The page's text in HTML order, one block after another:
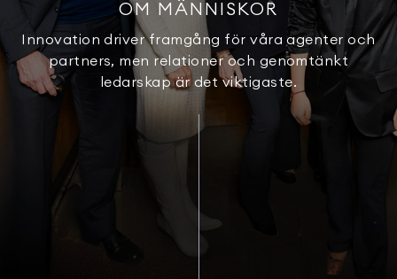
OM MÄNNISKOR
Innovation driver framgång för våra agenter och
partners, men relationer och genomtänkt
ledarskap är det viktigaste.